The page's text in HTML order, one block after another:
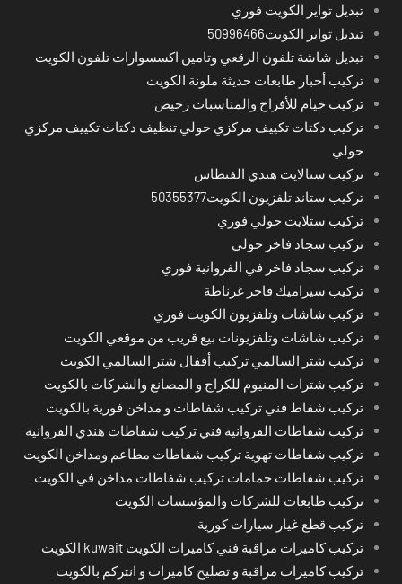
تبديل تواير الكويت فوري
تبديل تواير الكويت50996466
تبديل شاشة تلفون الرقعي وتامين اكسسوارات تلفون الكويت
تركيب أحبار طابعات حديثة ملونة الكويت
تركيب خيام للأفراح والمناسبات رخيص
تركيب دكتات تكييف مركزي حولي تنظيف دكتات تكييف مركزي
حولي
تركيب ستالايت هندي الفنطاس
تركيب ستاند تلفزيون الكويت50355377
تركيب ستلايت حولي فوري
تركيب سجاد فاخر حولي
تركيب سجاد فاخر في الفروانية فوري
تركيب سيراميك فاخر غرناطة
تركيب شاشات وتلفزيون الكويت فوري
تركيب شاشات وتلفزيونات بيع قريب من موقعي الكويت
تركيب شتر السالمي تركيب أقفال شتر السالمي الكويت
تركيب شترات المنيوم للكراج و المصانع والشركات بالكويت
تركيب شفاط فني تركيب شفاطات و مداخن فورية بالكويت
تركيب شفاطات الفروانية فني تركيب شفاطات هندي الفروانية
تركيب شفاطات تهوية تركيب شفاطات مطاعم ومداخن الكويت
تركيب شفاطات حمامات تركيب شفاطات مداخن في الكويت
تركيب طابعات للشركات والمؤسسات الكويت
تركيب قطع غيار سيارات كورية
تركيب كاميرات مراقبة فني كاميرات الكويت kuwait الكويت
تركيب كاميرات مراقبة و تصليح كاميرات و انتركم بالكويت